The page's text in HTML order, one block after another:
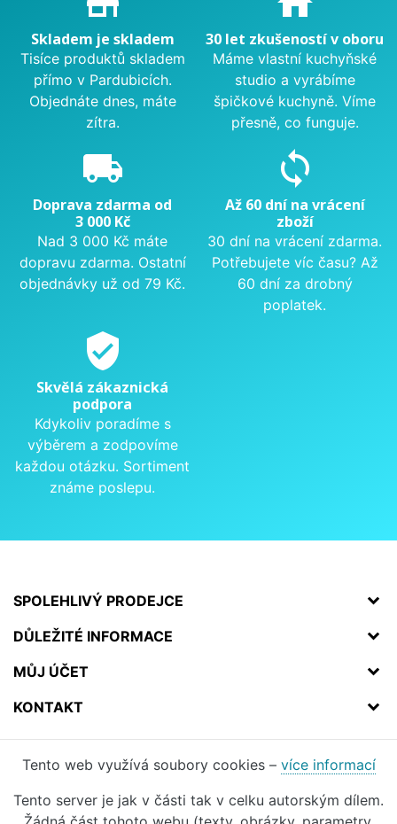
Skladem je skladem
Tisíce produktů skladem
přímo v Pardubicích.
Objednáte dnes, máte
zítra.
30 let zkušeností v oboru
Máme vlastní kuchyňské
studio a vyrábíme
špičkové kuchyně. Víme
přesně, co funguje.
local_shipping
Doprava zdarma od
3 000 Kč
Nad 3 000 Kč máte
dopravu zdarma. Ostatní
objednávky už od 79 Kč.
sync
Až 60 dní na vrácení
zboží
30 dní na vrácení zdarma.
Potřebujete víc času? Až
60 dní za drobný
poplatek.
verified_user
Skvělá zákaznická
podpora
Kdykoliv poradíme s
výběrem a zodpovíme
každou otázku. Sortiment
známe poslepu.
SPOLEHLIVÝ PRODEJCE
DŮLEŽITÉ INFORMACE
MŮJ ÚČET
KONTAKT
Tento web využívá soubory cookies – více informací
Tento server je jak v části tak v celku autorským dílem.